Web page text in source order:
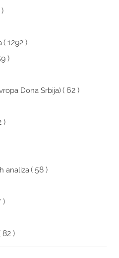
( 1292 )
)
Dona Srbija)( 62 )
)
analiza( 58 )
)
82 )